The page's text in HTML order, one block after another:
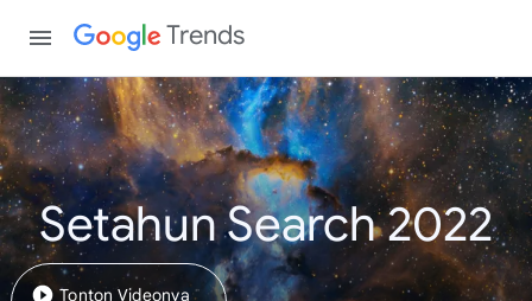
Trends
Setahun Search 2022
Tonton Videonya